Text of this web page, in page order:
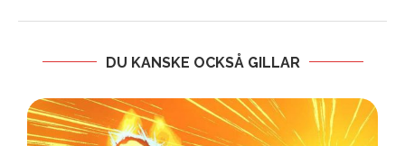
DU KANSKE OCKSÅ GILLAR